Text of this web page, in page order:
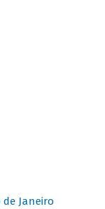
de Janeiro